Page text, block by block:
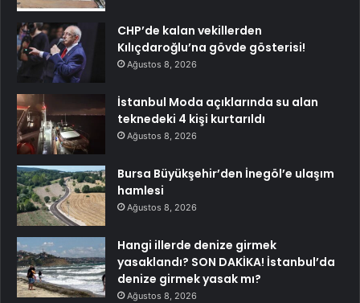
CHP’de kalan vekillerden
Kılıçdaroğlu’na gövde gösterisi!
Ağustos 8, 2026
İstanbul Moda açıklarında su alan
teknedeki 4 kişi kurtarıldı
Ağustos 8, 2026
Bursa Büyükşehir’den İnegöl’e ulaşım
hamlesi
Ağustos 8, 2026
Hangi illerde denize girmek
yasaklandı? SON DAKİKA! İstanbul’da
denize girmek yasak mı?
Ağustos 8, 2026